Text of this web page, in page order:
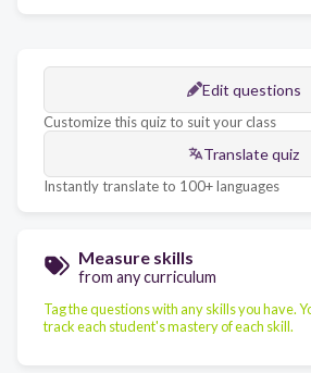
Edit questions
Customize this quiz to suit your class
Translate quiz
Instantly translate to 100+ languages
Measure skills
from any curriculum
Tag the questions with any skills you have.
track each student's mastery of each skill.